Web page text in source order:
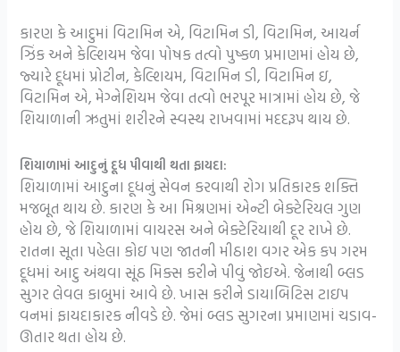
કારણ કે આદુમાં વિટામિન એ, વિટામિન ડી, વિટામિન, આયર્ન
ઝિંક અને કેલ્શિયમ જેવા પોષક તત્વો પુષ્કળ પ્રમાણમાં હોય છે,
જ્યારે દૂધમાં પ્રોટીન, કેલ્શિયમ, વિટામિન ડી, વિટામિન ઇ,
વિટામિન એ, મેગ્નેશિયમ જેવા તત્વો ભરપૂર માત્રામાં હોય છે, જે
શિયાળાની ઋતુમાં શરીરને સ્વસ્થ રાખવામાં મદદરૂપ થાય છે.
શિયાળામાં આદુનું દૂધ પીવાથી થતા ફાયદા:
શિયાળામાં આદુના દૂધનું સેવન કરવાથી રોગ પ્રતિકારક શક્તિ
મજબૂત થાય છે. કારણ કે આ મિશ્રણમાં એન્ટી બેક્ટેરિયલ ગુણ
હોય છે, જે શિયાળામાં વાયરસ અને બેક્ટેરિયાથી દૂર રાખે છે.
રાતના સૂતા પહેલા કોઇ પણ જાતની મીઠાશ વગર એક કપ ગરમ
દૂધમાં આદુ અંથવા સૂંઠ મિક્સ કરીને પીવું જોઇએ. જેનાથી બ્લડ
સુગર લેવલ કાબુમાં આવે છે. ખાસ કરીને ડાયાબિટિસ ટાઇપ
વનમાં ફાયદાકારક નીવડે છે. જેમાં બ્લડ સુગરના પ્રમાણમાં ચડાવ-
ઊતાર થતા હોય છે.